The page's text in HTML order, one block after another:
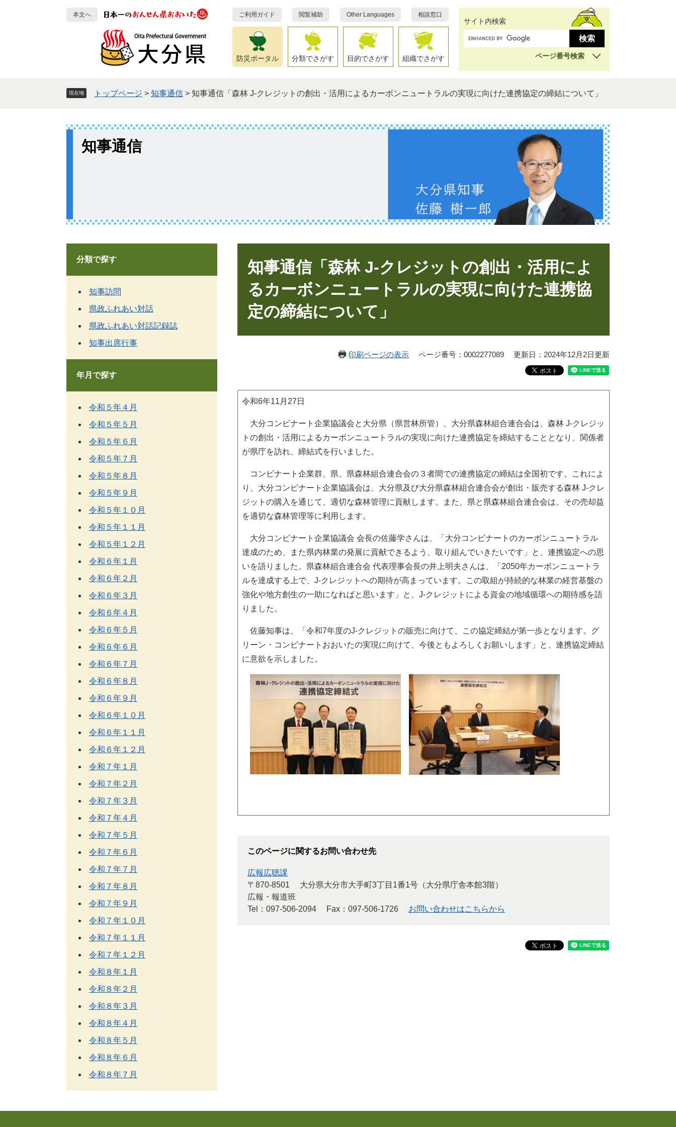
本文へ ご利用ガイド 閲覧補助 Other Languages 相談窓口
防災ポータル 分類でさがす 目的でさがす 組織でさがす
サイト内検索
ページ番号検索
現在地 トップページ > 知事通信 > 知事通信「森林 J-クレジットの創出・活用によるカーボンニュートラルの実現に向けた連携協定の締結について」
知事通信
知事通信「森林 J-クレジットの創出・活用によ
るカーボンニュートラルの実現に向けた連携協
定の締結について」
印刷ページの表示 ページ番号：0002277089 更新日：2024年12月2日更新
令和6年11月27日
大分コンビナート企業協議会と大分県（県営林所管）、大分県森林組合連合会は、森林 J-クレジッ
トの創出・活用によるカーボンニュートラルの実現に向けた連携協定を締結することとなり、関係者
が県庁を訪れ、締結式を行いました。
コンビナート企業群、県、県森林組合連合会の３者間での連携協定の締結は全国初です。これによ
り、大分コンビナート企業協議会は、大分県及び大分県森林組合連合会が創出・販売する森林 J-クレ
ジットの購入を通じて、適切な森林管理に貢献します。また、県と県森林組合連合会は、その売却益
を適切な森林管理等に利用します。
大分コンビナート企業協議会 会長の佐藤学さんは、「大分コンビナートのカーボンニュートラル
達成のため、また県内林業の発展に貢献できるよう、取り組んでいきたいです」と、連携協定への思
いを語りました。県森林組合連合会 代表理事会長の井上明夫さんは、「2050年カーボンニュートラ
ルを達成する上で、J-クレジットへの期待が高まっています。この取組が持続的な林業の経営基盤の
強化や地方創生の一助になればと思います」と、J-クレジットによる資金の地域循環への期待感を語
りました。
佐藤知事は、「令和7年度のJ-クレジットの販売に向けて、この協定締結が第一歩となります。グ
リーン・コンビナートおおいたの実現に向けて、今後ともよろしくお願いします」と、連携協定締結
に意欲を示しました。
このページに関するお問い合わせ先
広報広聴課
〒870-8501
大分県大分市大手町3丁目1番1号（大分県庁舎本館3階）
広報・報道班
Tel：097-506-2094
Fax：097-506-1726 お問い合わせはこちらから
分類で探す
知事訪問
県政ふれあい対話
県政ふれあい対話記録誌
知事出席行事
年月で探す
令和５年４月
令和５年５月
令和５年６月
令和５年７月
令和５年８月
令和５年９月
令和５年１０月
令和５年１１月
令和５年１２月
令和６年１月
令和６年２月
令和６年３月
令和６年４月
令和６年５月
令和６年６月
令和６年７月
令和６年８月
令和６年９月
令和６年１０月
令和６年１１月
令和６年１２月
令和７年１月
令和７年２月
令和７年３月
令和７年４月
令和７年５月
令和７年６月
令和７年７月
令和７年８月
令和７年９月
令和７年１０月
令和７年１１月
令和７年１２月
令和８年１月
令和８年２月
令和８年３月
令和８年４月
令和８年５月
令和８年６月
令和８年７月